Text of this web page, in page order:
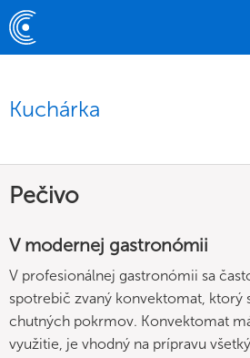
Kuchárka
Pečivo
V modernej gastronómii
V profesionálnej gastronómii sa
spotrebič zvaný konvektomat, ktorý
chutných pokrmov. Konvektomat
využitie, je vhodný na prípravu